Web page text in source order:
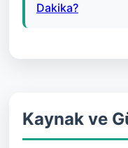
Dakika?
Kaynak ve